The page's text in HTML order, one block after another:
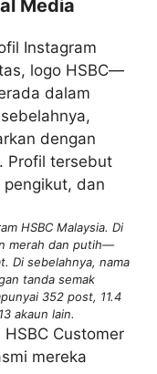
Media
HSBC Malaysia. Di
merah dan putih—
Di sebelahnya, nama
tanda semak
352 post, 11.4
akaun lain.
Customer
mereka